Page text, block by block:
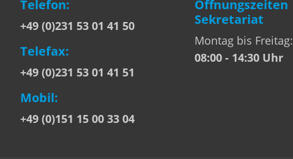
Telefon:
+49 (0)231 53 01 41 50
Telefax:
+49 (0)231 53 01 41 51
Mobil:
+49 (0)151 15 00 33 04
Öffnungszeiten
Sekretariat
Montag bis Freitag:
08:00 - 14:30 Uhr